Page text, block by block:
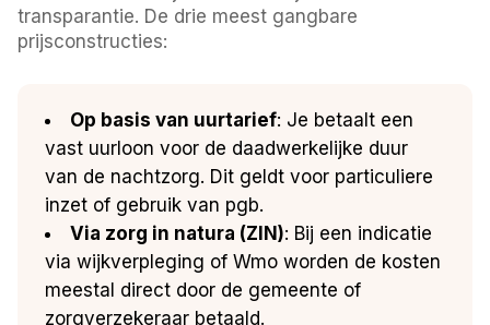
transparantie. De drie meest gangbare
prijsconstructies:
Op basis van uurtarief: Je betaalt een
vast uurloon voor de daadwerkelijke duur
van de nachtzorg. Dit geldt voor particuliere
inzet of gebruik van pgb.
Via zorg in natura (ZIN): Bij een indicatie
via wijkverpleging of Wmo worden de kosten
meestal direct door de gemeente of
zorgverzekeraar betaald.